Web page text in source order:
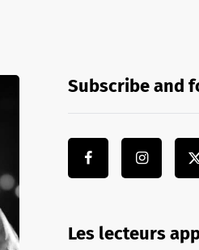
Subscribe and
Les lecteurs